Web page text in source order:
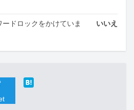
ドロックをかけていま
いいえ